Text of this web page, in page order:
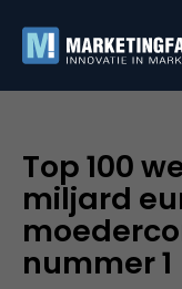
Top 100
miljard
nummer 1